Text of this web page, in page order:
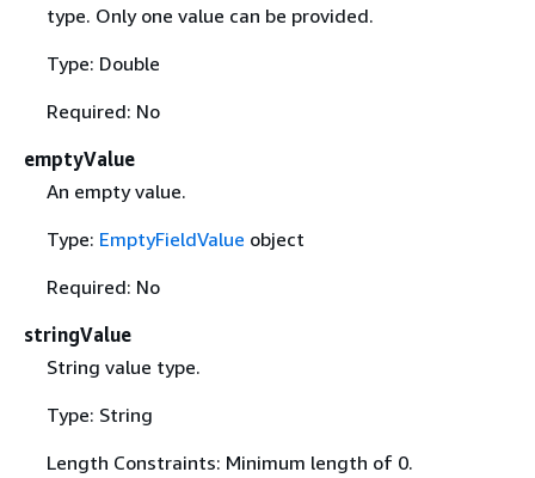
type. Only one value can be provided.
Type: Double
Required: No
emptyValue
An empty value.
Type: EmptyFieldValue object
Required: No
stringValue
String value type.
Type: String
Length Constraints: Minimum length of 0.